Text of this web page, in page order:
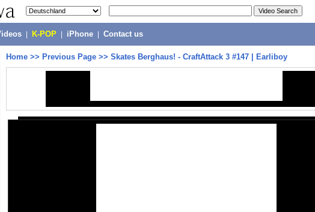
K-POP iPhone Contact us
Home >> Previous Page >> Skates Berghaus! - CraftAttack 3 #147 | Earliboy